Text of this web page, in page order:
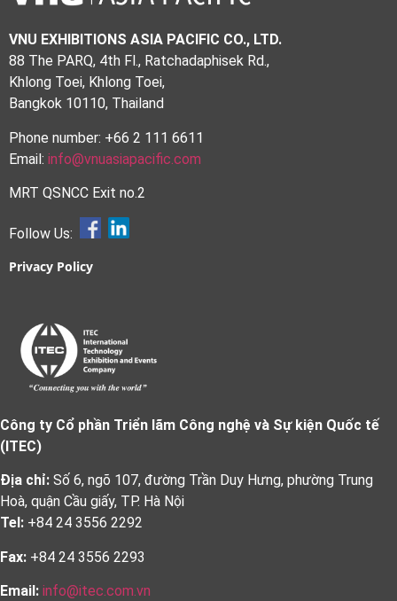
VNU EXHIBITIONS ASIA PACIFIC CO., LTD.
88 The PARQ, 4th Fl., Ratchadaphisek Rd.,
Khlong Toei, Khlong Toei,
Bangkok 10110, Thailand
Phone number: +66 2 111 6611
Email: info@vnuasiapacific.com
MRT QSNCC Exit no.2
Follow Us:
Privacy Policy
Công ty Cổ phần Triển lãm Công nghệ và Sự kiện Quốc tế
(ITEC)
Địa chỉ: Số 6, ngõ 107, đường Trần Duy Hưng, phường Trung
Hoà, quận Cầu giấy, TP. Hà Nội
Tel: +84 24 3556 2292
Fax: +84 24 3556 2293
Email: info@itec.com.vn